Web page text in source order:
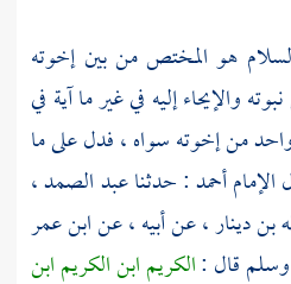
هو المختص من بين إخوته
والإيحاء إليه في غير ما آية في
من إخوته سواه ، فدل على ما
الإمامأحمد: حدثناعبد الصمد،
بن دينار، عن أبيه ، عنابن عمر
وسلم قال :الكريم ابن الكريم ابن